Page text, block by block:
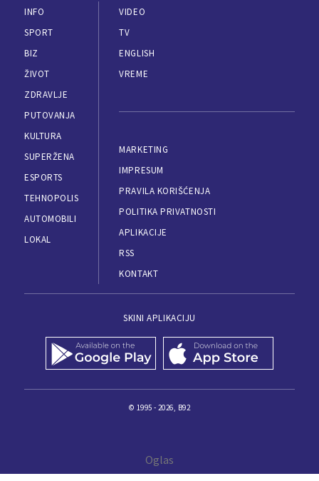
INFO
SPORT
BIZ
ŽIVOT
ZDRAVLJE
PUTOVANJA
KULTURA
SUPERŽENA
ESPORTS
TEHNOPOLIS
AUTOMOBILI
LOKAL
VIDEO
TV
ENGLISH
VREME
MARKETING
IMPRESUM
PRAVILA KORIŠĆENJA
POLITIKA PRIVATNOSTI
APLIKACIJE
RSS
KONTAKT
SKINI APLIKACIJU
© 1995 - 2026, B92